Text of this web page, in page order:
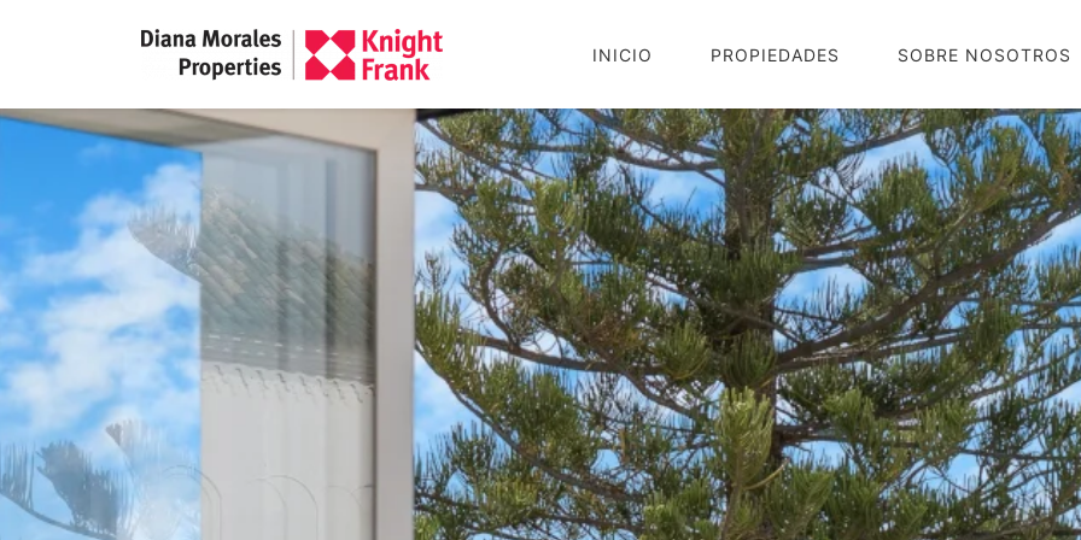
INICIO PROPIEDADES SOBRE NOSOTROS